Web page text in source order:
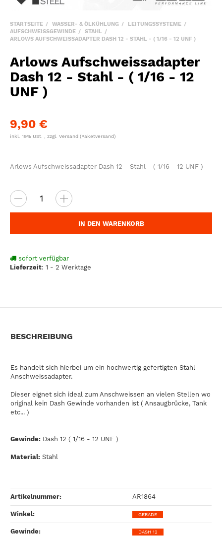
STARTSEITE WASSER- & ÖLKÜHLUNG
LEITUNGSSYSTEME
AUFSCHWEISSGEWINDE
STAHL
ARLOWS AUFSCHWEISSADAPTER DASH 12 - STAHL - ( 1/16 - 12 UNF )
Arlows Aufschweissadapter
Dash 12 - Stahl - ( 1/16 - 12
UNF )
9,90 €
inkl. 19% USt. , zzgl. Versand (Paketversand)
Arlows Aufschweissadapter Dash 12 - Stahl - ( 1/16 - 12 UNF )
IN DEN WARENKORB
sofort verfügbar
Lieferzeit: 1 - 2 Werktage
BESCHREIBUNG
Es handelt sich hierbei um ein hochwertig gefertigten Stahl
Anschweissadapter.
Dieser eignet sich ideal zum Anschweissen an vielen Stellen wo
original kein Dash Gewinde vorhanden ist ( Ansaugbrücke, Tank
etc... )
Gewinde: Dash 12 ( 1/16 - 12 UNF )
Material: Stahl
Artikelnummer: AR1864
Winkel‍: GERADE
Gewinde‍: DASH 12